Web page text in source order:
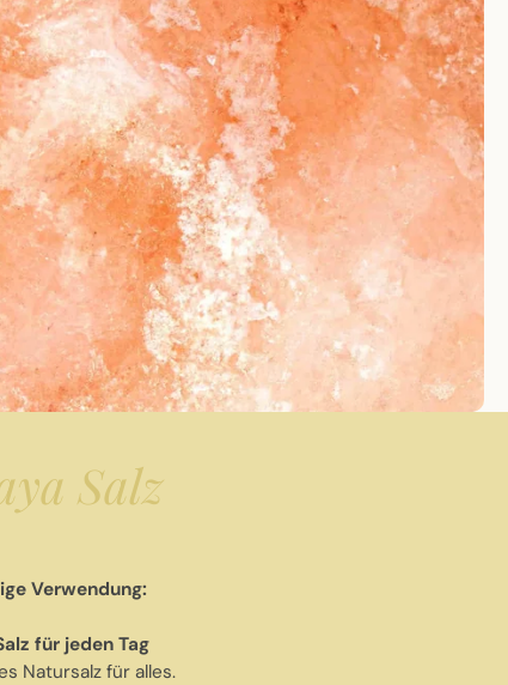
Salz
Verwendung:
für jeden Tag
Natursalz für alles.